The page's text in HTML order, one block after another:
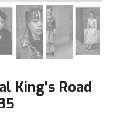
King’s Road